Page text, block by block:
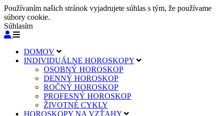
Používaním našich stránok vyjadrujete súhlas s tým, že používame
súbory cookie.
Súhlasím
DOMOV
INDIVIDUÁLNE HOROSKOPY
OSOBNÝ HOROSKOP
DENNÝ HOROSKOP
ROČNÝ HOROSKOP
PROFESNÝ HOROSKOP
ŽIVOTNÉ CYKLY
HOROSKOPY NA VZŤAHY